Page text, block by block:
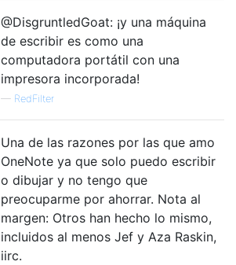
@DisgruntledGoat: ¡y una máquina
de escribir es como una
computadora portátil con una
impresora incorporada!
— RedFilter
Una de las razones por las que amo
OneNote ya que solo puedo escribir
o dibujar y no tengo que
preocuparme por ahorrar. Nota al
margen: Otros han hecho lo mismo,
incluidos al menos Jef y Aza Raskin,
iirc.